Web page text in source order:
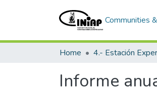
Communities
Home
Informe